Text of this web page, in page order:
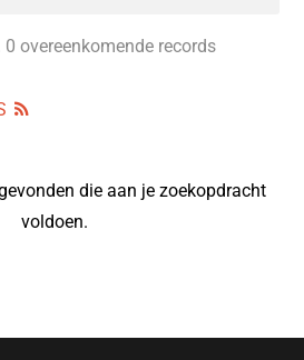
overeenkomende records
die aan je zoekopdracht
voldoen.